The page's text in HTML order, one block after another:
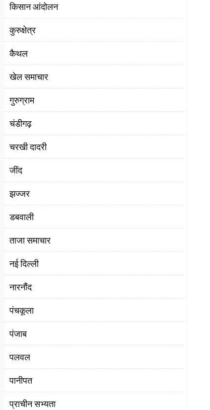
किसान आंदोलन
कुरुक्षेत्र
कैथल
खेल समाचार
गुरुग्राम
चंडीगढ़
चरखी दादरी
‌जींद
झज्जर
डबवाली
ताजा समाचार
नई दिल्ली
नारनौंद
पंचकूला
पंजाब
पलवल
पानीपत
प्राचीन सभ्यता